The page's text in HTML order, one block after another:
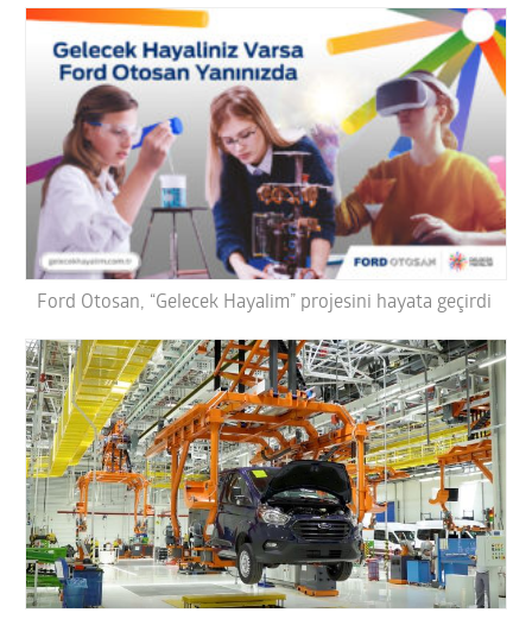
Ford Otosan, “Gelecek Hayalim” projesini hayata geçirdi